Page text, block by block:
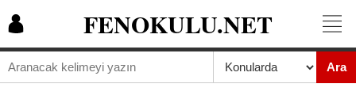
FENOKULU.NET
Ara